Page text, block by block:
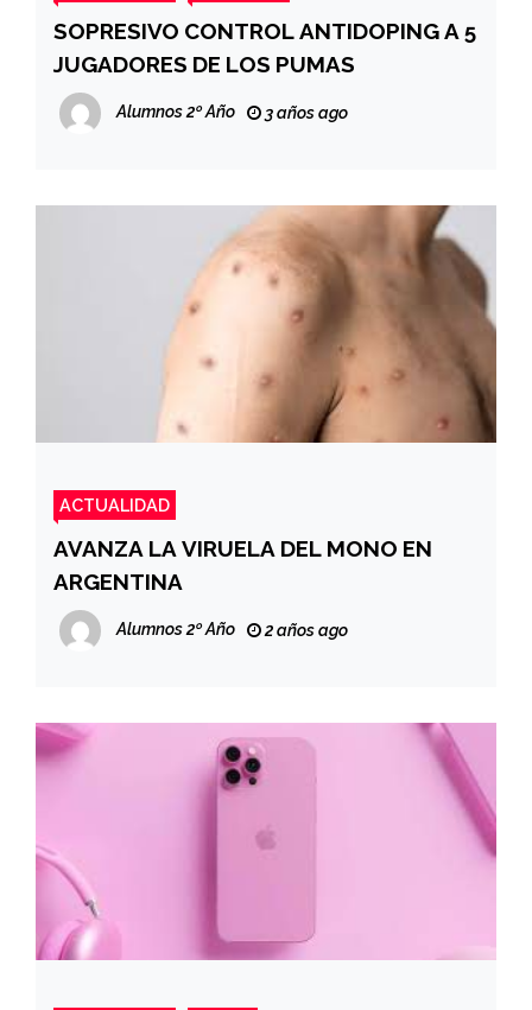
SOPRESIVO CONTROL ANTIDOPING A 5
JUGADORES DE LOS PUMAS
Alumnos 2º Año 3 años ago
ACTUALIDAD
AVANZA LA VIRUELA DEL MONO EN
ARGENTINA
Alumnos 2º Año 2 años ago